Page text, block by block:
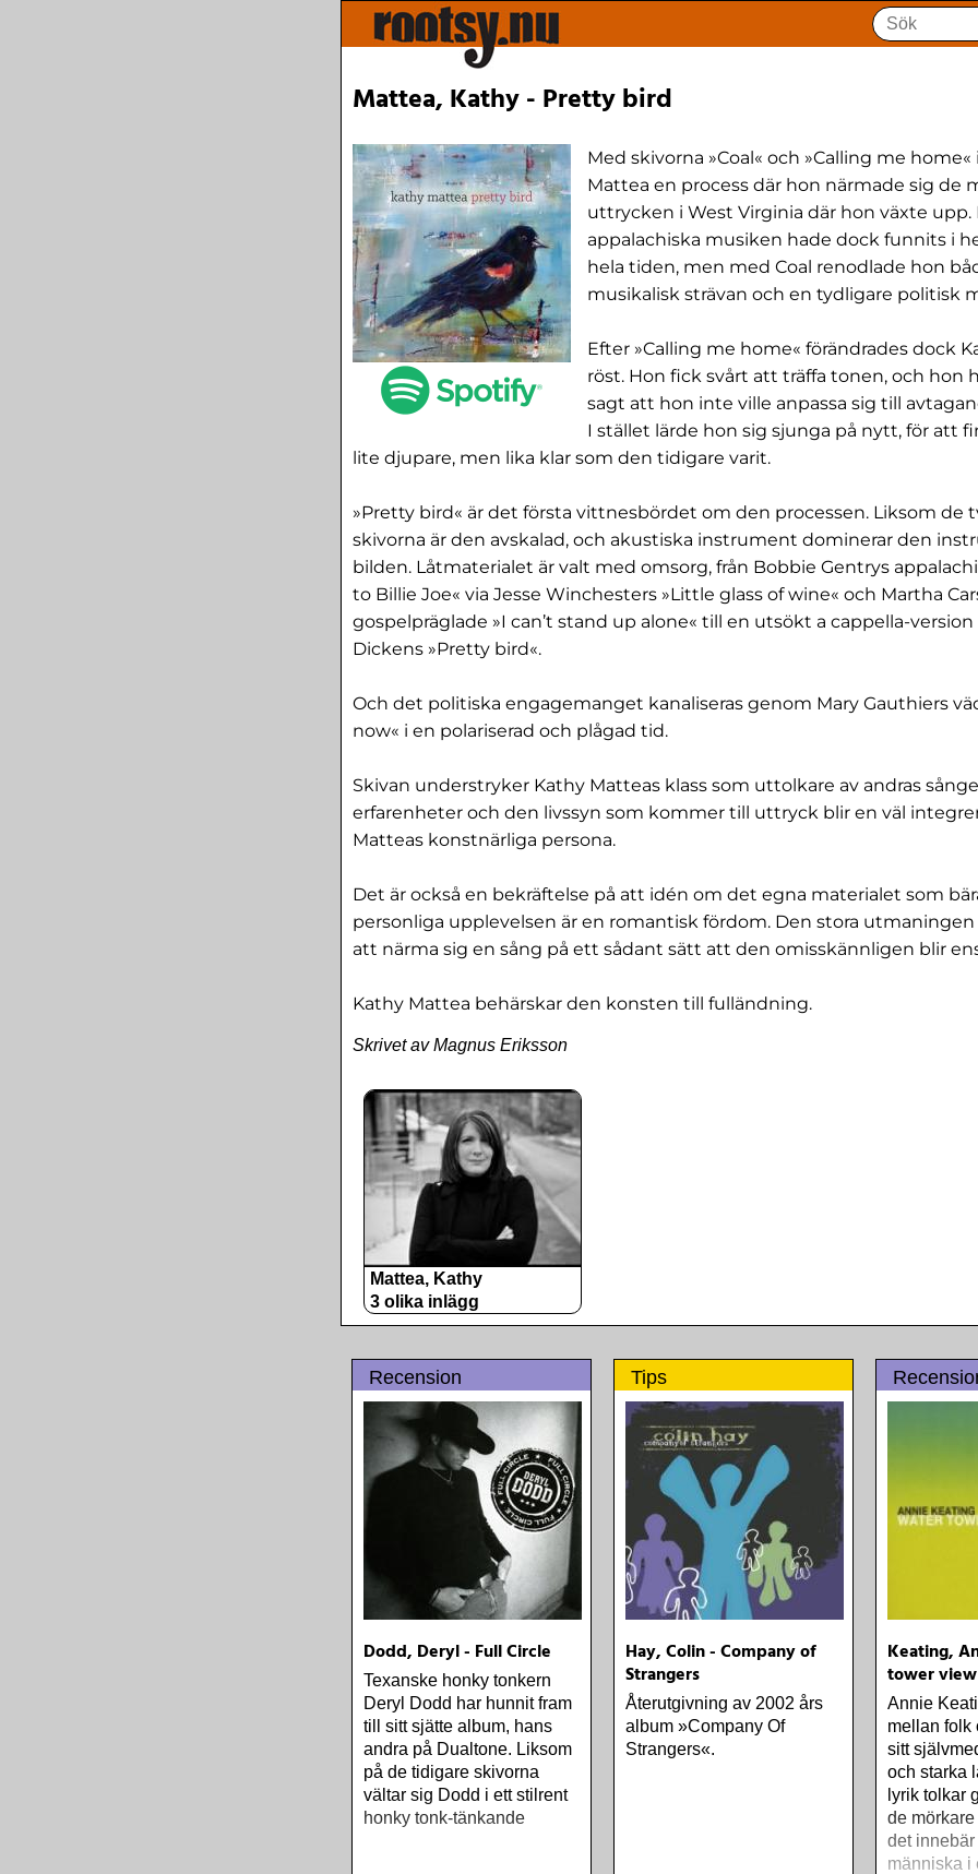
Mattea, Kathy - Pretty bird
Med skivorna »Coal« och »Calling me
Mattea en process där hon närmade sig de
uttrycken i West Virginia där hon växte upp.
appalachiska musiken hade dock funnits i
hela tiden, men med Coal renodlade hon
musikalisk strävan och en tydligare politisk
Efter »Calling me home« förändrades dock
röst. Hon fick svårt att träffa tonen, och hon
sagt att hon inte ville anpassa sig till
I stället lärde hon sig sjunga på nytt, för att
lite djupare, men lika klar som den tidigare varit.
»Pretty bird« är det första vittnesbördet om den processen. Liksom de
skivorna är den avskalad, och akustiska instrument dominerar den
bilden. Låtmaterialet är valt med omsorg, från Bobbie Gentrys
to Billie Joe« via Jesse Winchesters »Little glass of wine« och Martha
gospelpräglade »I can’t stand up alone« till en utsökt a cappella-version
Dickens »Pretty bird«.
Och det politiska engagemanget kanaliseras genom Mary Gauthiers
now« i en polariserad och plågad tid.
Skivan understryker Kathy Matteas klass som uttolkare av andras
erfarenheter och den livssyn som kommer till uttryck blir en väl
Matteas konstnärliga persona.
Det är också en bekräftelse på att idén om det egna materialet som
personliga upplevelsen är en romantisk fördom. Den stora
att närma sig en sång på ett sådant sätt att den omisskännligen blir
Kathy Mattea behärskar den konsten till fulländning.
Skrivet av Magnus Eriksson
Mattea, Kathy
3 olika inlägg
Recension
Dodd, Deryl - Full Circle
Texanske honky tonkern
Deryl Dodd har hunnit fram
till sitt sjätte album, hans
andra på Dualtone. Liksom
på de tidigare skivorna
vältar sig Dodd i ett stilrent
honky tonk-tänkande
Tips
Hay, Colin - Company of
Strangers
Återutgivning av 2002 års
album »Company Of
Strangers«.
Keating,
tower view
Annie
mellan folk
sitt
och starka
lyrik tolkar
de
det innebär
människa i